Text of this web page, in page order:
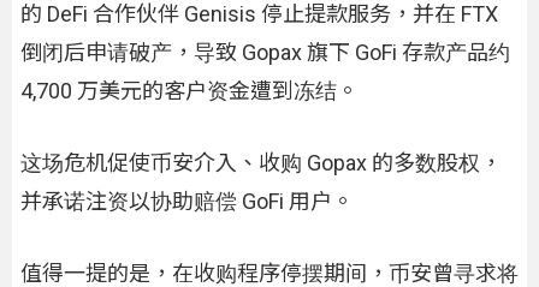
的 DeFi 合作伙伴 Genisis 停止提款服务，并在 FTX
倒闭后申请破产，导致 Gopax 旗下 GoFi 存款产品约
4,700 万美元的客户资金遭到冻结。
这场危机促使币安介入、收购 Gopax 的多数股权，
并承诺注资以协助赔偿 GoFi 用户。
值得一提的是，在收购程序停摆期间，币安曾寻求将